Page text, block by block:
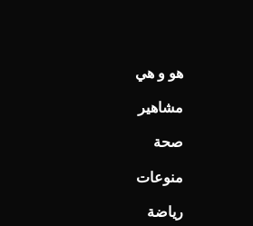
هو و هي
مشاهير
صحة
منوعات
رياضة